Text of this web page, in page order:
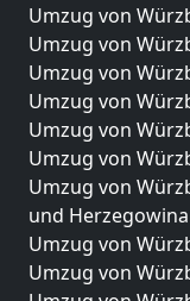
Umzug von
Umzug von
Umzug von
Umzug von
Umzug von
Umzug von
Umzug von
und Herzegowina
Umzug von
Umzug von